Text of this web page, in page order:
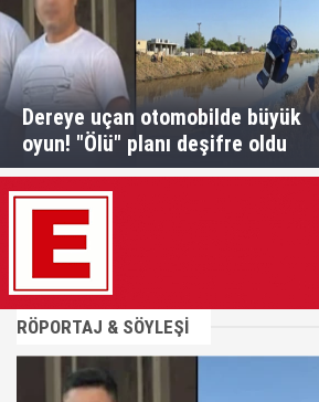
Dereye uçan otomobilde büyük
oyun! "Ölü" planı deşifre oldu
RÖPORTAJ & SÖYLEŞİ